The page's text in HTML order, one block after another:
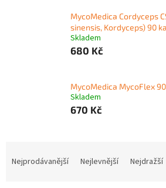
MycoMedica Cordyceps
sinensis, Kordyceps) 90
Skladem
680 Kč
MycoMedica MycoFlex
Skladem
670 Kč
Nejprodávanější Nejlevnější Nejdražší